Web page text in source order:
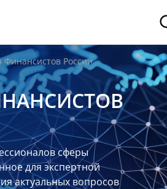
Финансистов России
сферы
для экспертной
актуальных вопросов